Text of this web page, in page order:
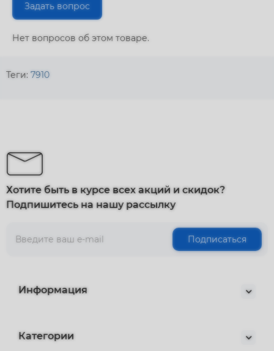
Задать вопрос
Нет вопросов об этом товаре.
Теги: 7910
Хотите быть в курсе всех акций и скидок?
Подпишитесь на нашу рассылку
Подписаться
Информация
Категории